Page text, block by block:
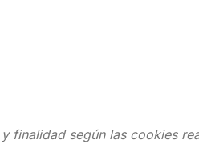
finalidad según las cookies